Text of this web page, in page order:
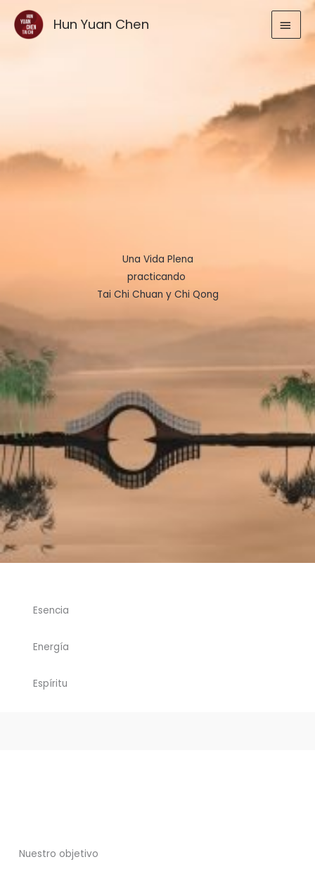
contenido
Hun Yuan Chen
Una Vida Plena
practicando
Tai Chi Chuan y Chi Qong
Esencia
Energía
Espíritu
Nuestro objetivo